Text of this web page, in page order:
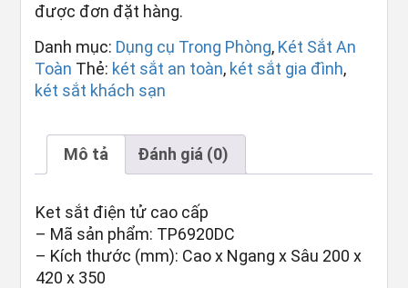
được đơn đặt hàng.
Danh mục: Dụng cụ Trong Phòng, Két Sắt An
Toàn Thẻ: két sắt an toàn, két sắt gia đình,
két sắt khách sạn
Mô tả Đánh giá (0)
Ket sắt điện tử cao cấp
– Mã sản phẩm: TP6920DC
– Kích thước (mm): Cao x Ngang x Sâu 200 x
420 x 350